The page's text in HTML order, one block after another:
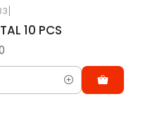
10 PCS